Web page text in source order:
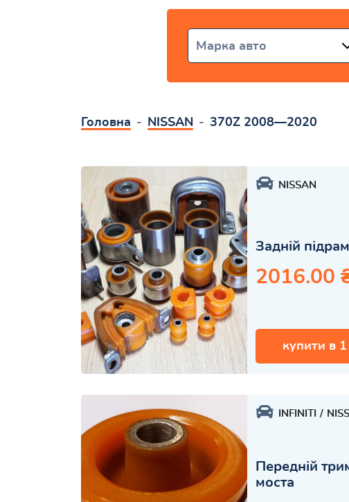
Марка авто
Головна NISSAN 370Z 2008—2020
NISSAN
Задній
2016.00
купити в 1
INFINITI
Передній
моста